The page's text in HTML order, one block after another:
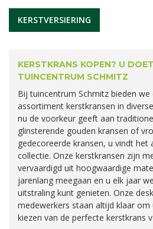
KERSTVERSIERING
KERSTKRANS KOPEN? U
TUINCENTRUM SCHMITZ
Bij tuincentrum Schmitz bieden we
assortiment kerstkransen in
nu de voorkeur geeft aan
glinsterende gouden kransen of
gedecoreerde kransen, u vindt het
collectie. Onze kerstkransen zijn
vervaardigd uit hoogwaardige
jarenlang meegaan en u elk jaar
uitstraling kunt genieten. Onze
medewerkers staan altijd klaar
kiezen van de perfecte kerstkrans